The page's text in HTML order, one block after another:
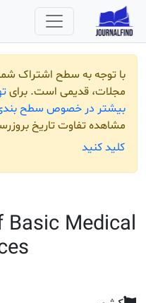
به سطح اشتراک شما تمامی
قدیمی است. برای تهیه
خصوص سطح بندی امکانات
تاریخ بروزرسانی هر
Of Basic
Sciences